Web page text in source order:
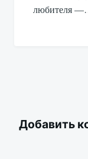
любителя
Добавить